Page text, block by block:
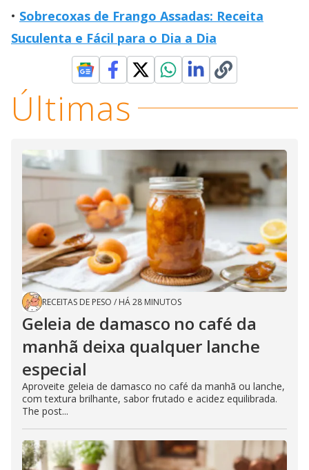
Sobrecoxas de Frango Assadas: Receita
Suculenta e Fácil para o Dia a Dia
Últimas
RECEITAS DE PESO / HÁ 28 MINUTOS
Geleia de damasco no café da
manhã deixa qualquer lanche
especial
Aproveite geleia de damasco no café da manhã ou lanche,
com textura brilhante, sabor frutado e acidez equilibrada.
The post...